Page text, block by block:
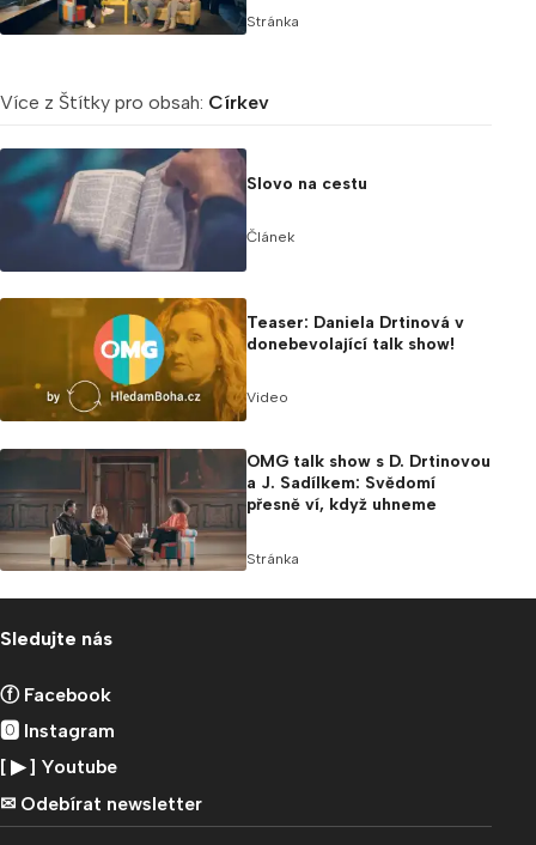
Stránka
Více z Štítky pro obsah: Církev
Slovo na cestu
Článek
Teaser: Daniela Drtinová v
donebevolající talk show!
Video
OMG talk show s D. Drtinovou
a J. Sadílkem: Svědomí
přesně ví, když uhneme
Stránka
Sledujte nás
ⓕ Facebook
🅾 Instagram
[ ▶︎ ] Youtube
✉︎ Odebírat newsletter